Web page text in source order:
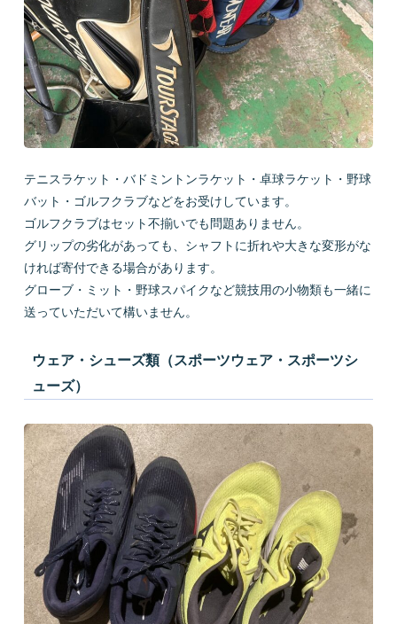
テニスラケット・バドミントンラケット・卓球ラケット・野球
バット・ゴルフクラブなどをお受けしています。
ゴルフクラブはセット不揃いでも問題ありません。
グリップの劣化があっても、シャフトに折れや大きな変形がな
ければ寄付できる場合があります。
グローブ・ミット・野球スパイクなど競技用の小物類も一緒に
送っていただいて構いません。
ウェア・シューズ類（スポーツウェア・スポーツシ
ューズ）